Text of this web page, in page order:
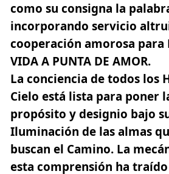
como su consigna la
incorporando servicio
cooperación amorosa para
VIDA A PUNTA DE AMOR.
La conciencia de todos los
Cielo está lista para poner
propósito y designio bajo
Iluminación de las almas
buscan el Camino. La
esta comprensión ha